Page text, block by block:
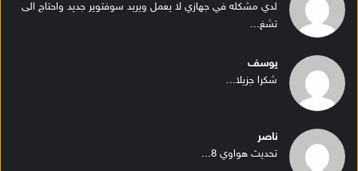
لدي مشكله في جهازي لا يعمل ويريد سوفتوير جديد واحتاج الى
تشغ...
يوسف
شكرا جزيلا...
ناصر
تحديث هواوي 8...